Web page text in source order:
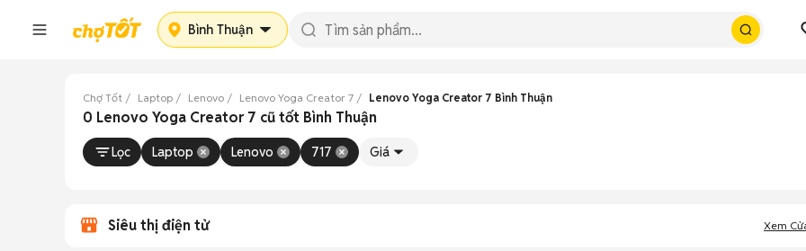
Bình Thuận
Chợ Tốt Laptop Lenovo Lenovo Yoga Creator 7 Lenovo Yoga Creator 7 Bình Thuận
0 Lenovo Yoga Creator 7 cũ tốt Bình Thuận
Lọc Laptop Lenovo 717 Giá
Siêu thị điện tử Xem